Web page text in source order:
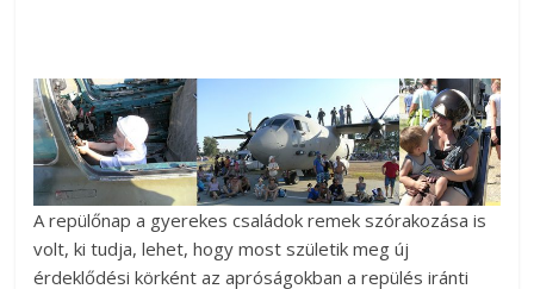
A repülőnap a gyerekes családok remek szórakozása is
volt, ki tudja, lehet, hogy most születik meg új
érdeklődési körként az apróságokban a repülés iránti